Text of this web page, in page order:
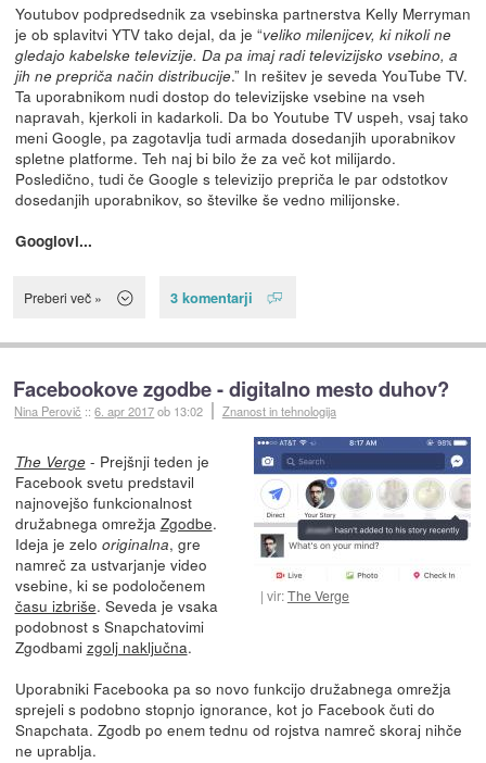
Youtubov podpredsednik za vsebinska partnerstva Kelly Merryman
je ob splavitvi YTV tako dejal, da je “veliko milenijcev, ki nikoli ne
gledajo kabelske televizije. Da pa imaj radi televizijsko vsebino, a
jih ne prepriča način distribucije.” In rešitev je seveda YouTube TV.
Ta uporabnikom nudi dostop do televizijske vsebine na vseh
napravah, kjerkoli in kadarkoli. Da bo Youtube TV uspeh, vsaj tako
meni Google, pa zagotavlja tudi armada dosedanjih uporabnikov
spletne platforme. Teh naj bi bilo že za več kot milijardo.
Posledično, tudi če Google s televizijo prepriča le par odstotkov
dosedanjih uporabnikov, so številke še vedno milijonske.
Googlovi...
Preberi več » 3 komentarji
Facebookove zgodbe - digitalno mesto duhov?
Nina Perovič ::6. apr 2017ob 13:02 Znanost in tehnologija
vir:The Verge
The Verge- Prejšnji teden je
Facebook svetu predstavil
najnovejšo funkcionalnost
družabnega omrežja Zgodbe.
Ideja je zelo originalna, gre
namreč za ustvarjanje video
vsebine, ki se podoločenem
času izbriše. Seveda je vsaka
podobnost s Snapchatovimi
Zgodbami zgolj naključna.
Uporabniki Facebooka pa so novo funkcijo družabnega omrežja
sprejeli s podobno stopnjo ignorance, kot jo Facebook čuti do
Snapchata. Zgodb po enem tednu od rojstva namreč skoraj nihče
ne uprablja.